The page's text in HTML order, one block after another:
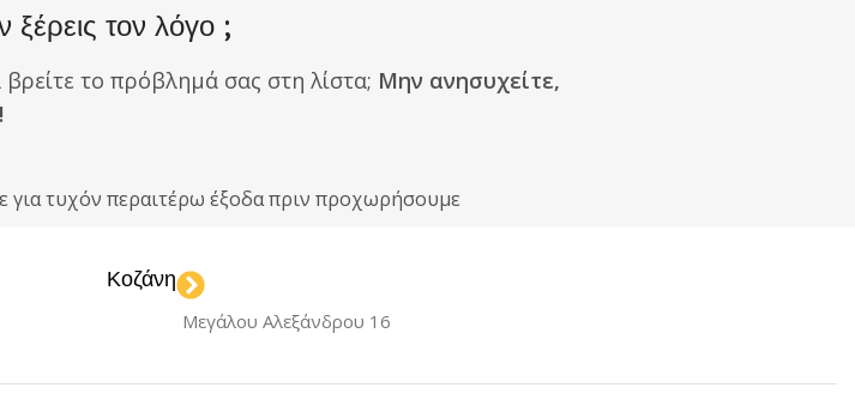
τον λόγο ;
το πρόβλημά σας στη λίστα; Μην ανησυχείτε,
για τυχόν περαιτέρω έξοδα πριν προχωρήσουμε
Κοζάνη
Μεγάλου Αλεξάνδρου 16